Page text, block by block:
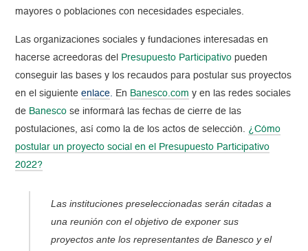
mayores o poblaciones con necesidades especiales.
Las organizaciones sociales y fundaciones interesadas en
hacerse acreedoras del
Presupuesto Participativo pueden
conseguir las bases y los recaudos para postular sus proyectos
en el siguienteenlace. En Banesco.com y en las redes sociales
de Banesco se informará las fechas de cierre de las
postulaciones, así como la de los actos de selección. ¿Cómo
postular un proyecto social en el Presupuesto Participativo
2022?
Las instituciones preseleccionadas serán citadas a
una reunión con el objetivo de exponer sus
proyectos ante los representantes de Banesco y el